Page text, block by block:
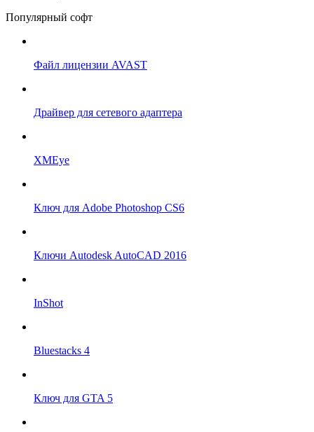
Популярный софт
Файл лицензии AVAST
Драйвер для сетевого адаптера
XMEye
Ключ для Adobe Photoshop CS6
Ключи Autodesk AutoCAD 2016
InShot
Bluestacks 4
Ключ для GTA 5